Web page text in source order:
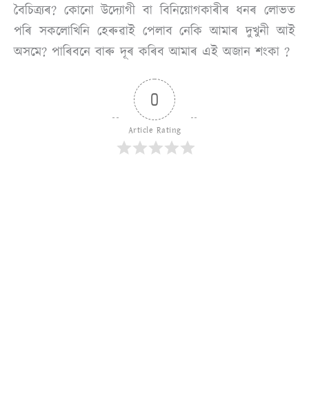
বৈচিত্ৰ্যৰ? কোনো উদ্যোগী বা বিনিয়োগকাৰীৰ ধনৰ লোভত
পৰি সকলোখিনি হেৰুৱাই পেলাব নেকি আমাৰ দুখুনী আই
অসমে? পাৰিবনে বাৰু দূৰ কৰিব আমাৰ এই অজান শংকা ?
0
Article Rating